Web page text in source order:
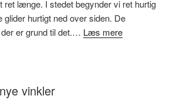
ret længe. I stedet begynder vi ret hurtig
glider hurtigt ned over siden. De
er grund til det.… Læs mere
vinkler